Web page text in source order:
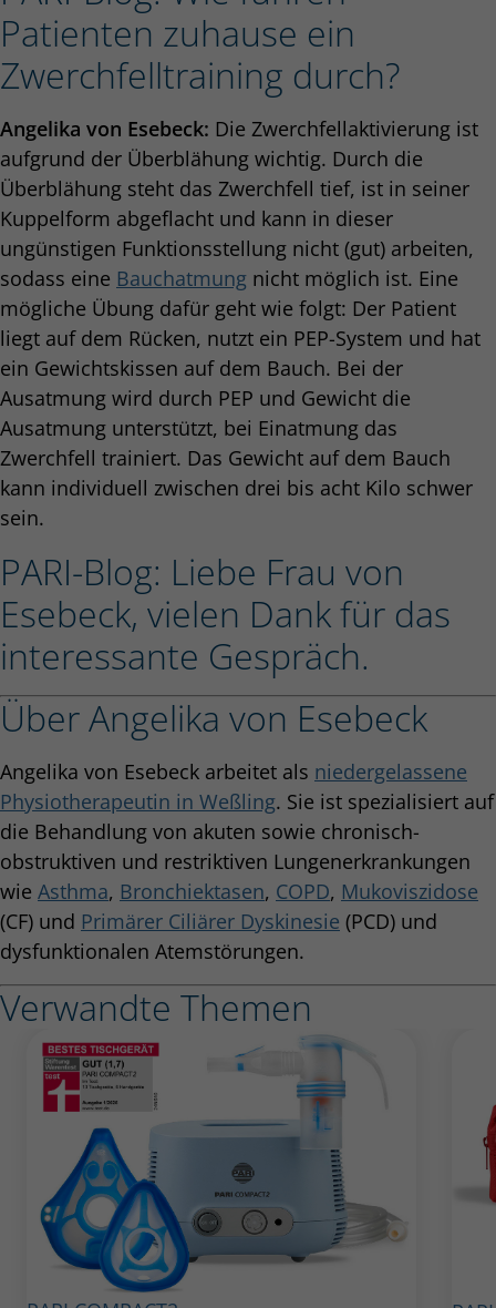
Patienten zuhause ein
Zwerchfelltraining durch?
Angelika von Esebeck: Die Zwerchfellaktivierung ist
aufgrund der Überblähung wichtig. Durch die
Überblähung steht das Zwerchfell tief, ist in seiner
Kuppelform abgeflacht und kann in dieser
ungünstigen Funktionsstellung nicht (gut) arbeiten,
sodass eine Bauchatmung nicht möglich ist. Eine
mögliche Übung dafür geht wie folgt: Der Patient
liegt auf dem Rücken, nutzt ein PEP-System und hat
ein Gewichtskissen auf dem Bauch. Bei der
Ausatmung wird durch PEP und Gewicht die
Ausatmung unterstützt, bei Einatmung das
Zwerchfell trainiert. Das Gewicht auf dem Bauch
kann individuell zwischen drei bis acht Kilo schwer
sein.
PARI-Blog: Liebe Frau von
Esebeck, vielen Dank für das
interessante Gespräch.
Über Angelika von Esebeck
Angelika von Esebeck arbeitet als niedergelassene
Physiotherapeutin in Weßling. Sie ist spezialisiert auf
die Behandlung von akuten sowie chronisch-
obstruktiven und restriktiven Lungenerkrankungen
wie Asthma, Bronchiektasen, COPD, Mukoviszidose
(CF) und Primärer Ciliärer Dyskinesie (PCD) und
dysfunktionalen Atemstörungen.
Verwandte Themen